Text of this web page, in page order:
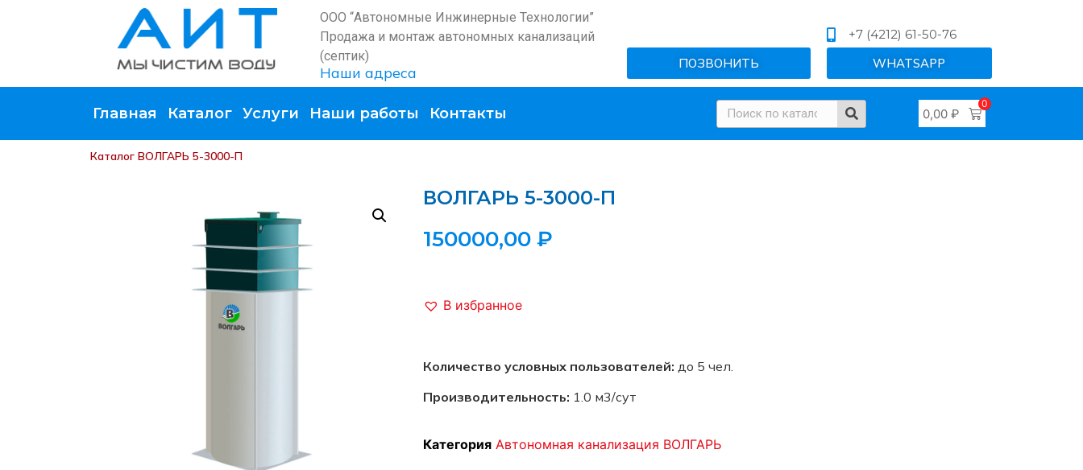
ООО “Автономные Инжинерные Технологии”
Продажа и монтаж автономных канализаций
(септик)
Наши адреса
ПОЗВОНИТЬ
+7 (4212) 61-50-76
WHATSAPP
Главная Каталог Услуги Наши работы Контакты 0,00₽
0
Каталог ВОЛГАРЬ 5-3000-П
ВОЛГАРЬ 5-3000-П
150000,00 ₽
В избранное
Количество условных пользователей: до 5 чел.
Производительность: 1.0 м3/сут
Категория Автономная канализация ВОЛГАРЬ